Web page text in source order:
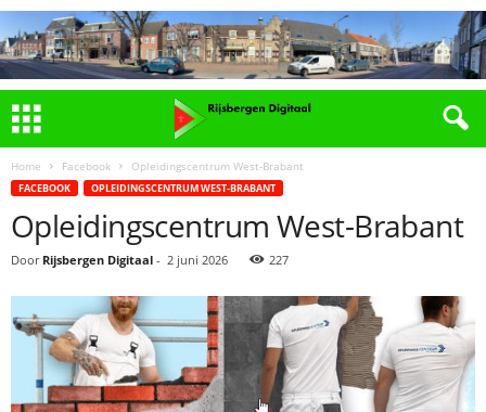
Home Facebook Opleidingscentrum West-Brabant
FACEBOOK OPLEIDINGSCENTRUM WEST-BRABANT
Opleidingscentrum West-Brabant
Door Rijsbergen Digitaal - 2 juni 2026 227